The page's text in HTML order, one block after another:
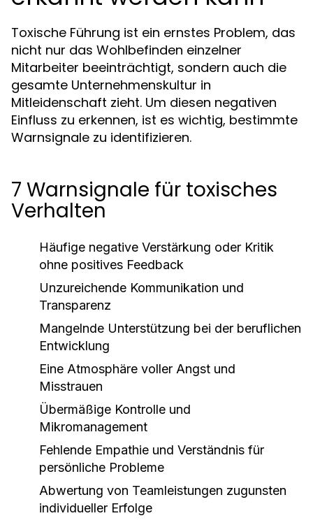
Toxische Führung ist ein ernstes Problem, das
nicht nur das Wohlbefinden einzelner
Mitarbeiter beeinträchtigt, sondern auch die
gesamte Unternehmenskultur in
Mitleidenschaft zieht. Um diesen negativen
Einfluss zu erkennen, ist es wichtig, bestimmte
Warnsignale zu identifizieren.
7 Warnsignale für toxisches
Verhalten
Häufige negative Verstärkung oder Kritik
ohne positives Feedback
Unzureichende Kommunikation und
Transparenz
Mangelnde Unterstützung bei der beruflichen
Entwicklung
Eine Atmosphäre voller Angst und
Misstrauen
Übermäßige Kontrolle und
Mikromanagement
Fehlende Empathie und Verständnis für
persönliche Probleme
Abwertung von Teamleistungen zugunsten
individueller Erfolge